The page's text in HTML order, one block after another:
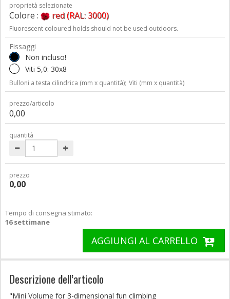
proprietà selezionate
Colore : red (RAL: 3000)
Fluorescent coloured holds should not be used outdoors.
Fissaggi
Non incluso!
Viti 5,0: 30x8
Bulloni a testa cilindrica (mm x quantità); Viti (mm x quantità)
prezzo/articolo
0,00
quantità
prezzo
0,00
Tempo di consegna stimato:
16 settimane
AGGIUNGI AL CARRELLO
Descrizione dell’articolo
"Mini Volume for 3-dimensional fun climbing